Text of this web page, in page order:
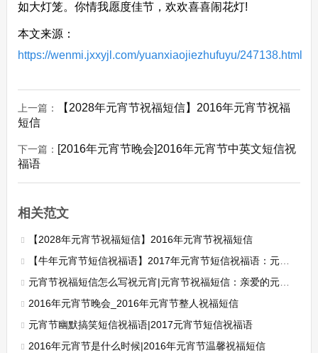
如大灯笼。你情我愿度佳节，欢欢喜喜闹花灯!
本文来源：
https://wenmi.jxxyjl.com/yuanxiaojiezhufuyu/247138.html
上一篇：
【2028年元宵节祝福短信】2016年元宵节祝福
短信
下一篇： [2016年元宵节晚会]2016年元宵节中英文短信祝
福语
相关范文
【2028年元宵节祝福短信】2016年元宵节祝福短信
【牛年元宵节短信祝福语】2017年元宵节短信祝福语：元宵节英文版短信
元宵节祝福短信怎么写祝元宵|元宵节祝福短信：亲爱的元宵快乐
2016年元宵节晚会_2016年元宵节整人祝福短信
元宵节幽默搞笑短信祝福语|2017元宵节短信祝福语
2016年元宵节是什么时候|2016年元宵节温馨祝福短信